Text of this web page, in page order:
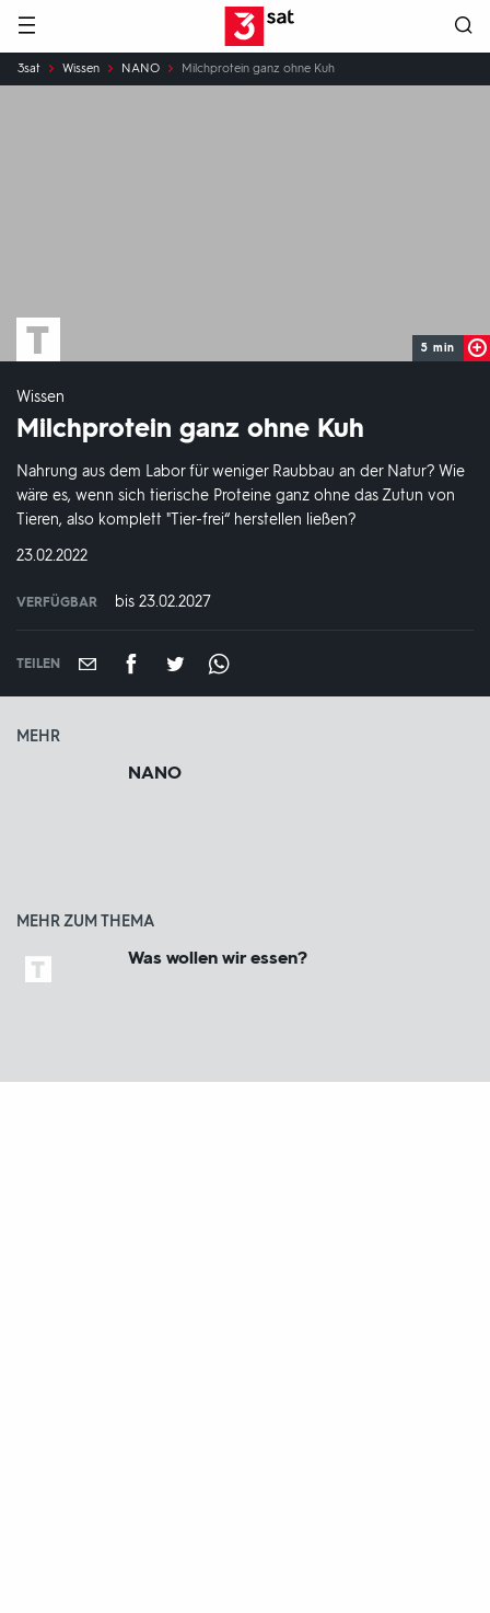
Hauptnavigation 3SAT
Sie
sind
3sat Wissen NANO Milchprotein ganz ohne Kuh
5 min
Wissen
Milchprotein ganz ohne Kuh
Nahrung aus dem Labor für weniger Raubbau an der Natur? Wie
wäre es, wenn sich tierische Proteine ganz ohne das Zutun von
Tieren, also komplett "Tier-frei“ herstellen ließen?
DATUM:
23.02.2022
VERFÜGBAR bis 23.02.2027
TEILEN
MEHR
NANO
MEHR ZUM THEMA
Was wollen wir essen?